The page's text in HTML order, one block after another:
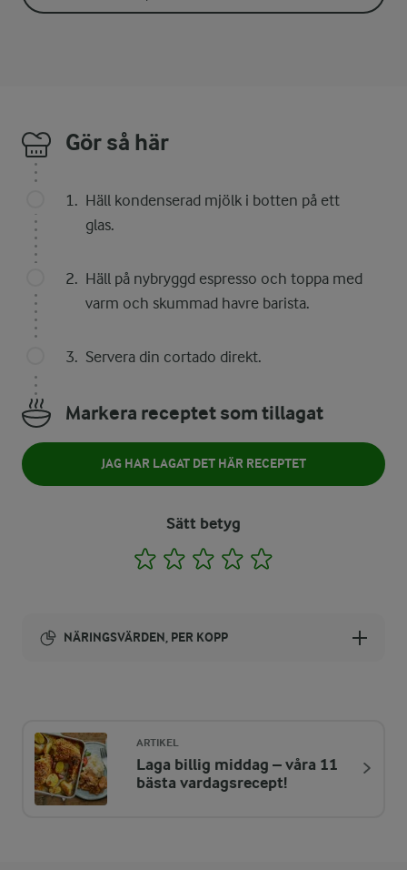
Gör så här
Häll kondenserad mjölk i botten på ett
glas.
Häll på nybryggd espresso och toppa med
varm och skummad havre barista.
Servera din cortado direkt.
Markera receptet som tillagat
JAG HAR LAGAT DET HÄR RECEPTET
Sätt betyg
1 2 3 4
NÄRINGSVÄRDEN, PER KOPP
ENERGIDISTRIBUTION %
NÄRINGSVÄRDEN PER KOPP
ARTIKEL
Laga billig middag – våra 11
bästa vardagsrecept!